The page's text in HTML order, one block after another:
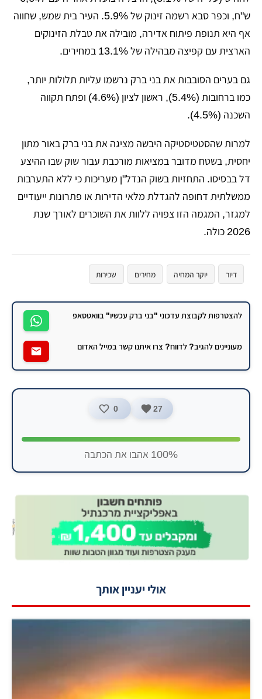
ש"ח, וכפר סבא רשמה זינוק של 5.9%. העיר בית שמש, שחווה
אף היא תנופת פיתוח אדירה, מובילה את טבלת הזינוקים
הארצית עם קפיצה מבהילה של 13.1% במחירים.
​גם בערים הסובבות את בני ברק נרשמו עליות תלולות יותר,
כמו ברחובות (5.4%), ראשון לציון (4.6%) ופתח תקווה
השכנה (4.5%).
​למרות שהסטטיסטיקה היבשה מציגה את בני ברק באור מתון
יחסית, בשטח מדובר במציאות מורכבת עבור שוק שבו ההיצע
דל בבסיסו. התחזיות בשוק הנדל"ן מעריכות כי ללא התערבות
ממשלתית דחופה להגדלת מלאי הדירות או פתרונות ייעודיים
למגזר, המגמה הזו צפויה ללוות את השוכרים לאורך שנת
2026 כולה.
דיור יוקר המחיה מחירים שכירות
להצטרפות לקבוצת עדכוני "בני ברק עכשיו" בוואטסאפ
מעוניינים להגיב? לדווח? צרו איתנו קשר במייל האדום
27
0
100% אהבו את הכתבה
אולי יעניין אותך